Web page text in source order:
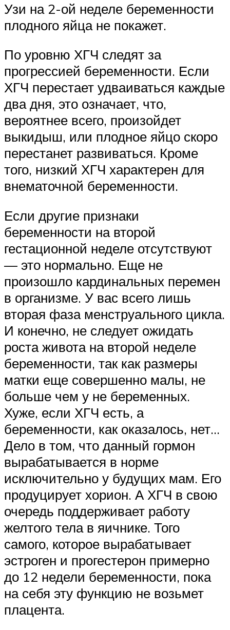
Узи на 2-ой неделе беременности
плодного яйца не покажет.
По уровню ХГЧ следят за
прогрессией беременности. Если
ХГЧ перестает удваиваться каждые
два дня, это означает, что,
вероятнее всего, произойдет
выкидыш, или плодное яйцо скоро
перестанет развиваться. Кроме
того, низкий ХГЧ характерен для
внематочной беременности.
Если другие признаки
беременности на второй
гестационной неделе отсутствуют
— это нормально. Еще не
произошло кардинальных перемен
в организме. У вас всего лишь
вторая фаза менструального цикла.
И конечно, не следует ожидать
роста живота на второй неделе
беременности, так как размеры
матки еще совершенно малы, не
больше чем у не беременных.
Хуже, если ХГЧ есть, а
беременности, как оказалось, нет…
Дело в том, что данный гормон
вырабатывается в норме
исключительно у будущих мам. Его
продуцирует хорион. А ХГЧ в свою
очередь поддерживает работу
желтого тела в яичнике. Того
самого, которое вырабатывает
эстроген и прогестерон примерно
до 12 недели беременности, пока
на себя эту функцию не возьмет
плацента.